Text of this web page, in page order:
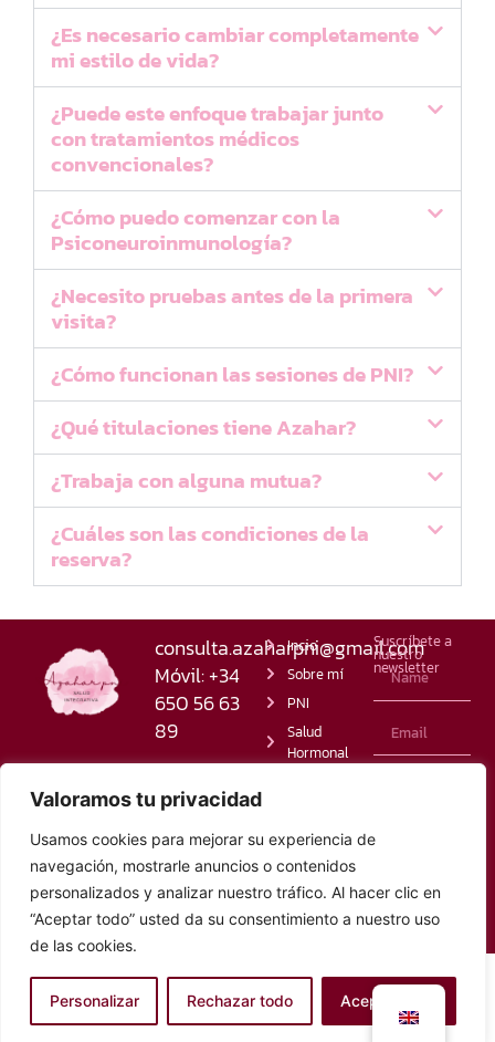
Valoramos tu privacidad
Usamos cookies para mejorar su experiencia de
navegación, mostrarle anuncios o contenidos
personalizados y analizar nuestro tráfico. Al hacer clic en
“Aceptar todo” usted da su consentimiento a nuestro uso
de las cookies.
Personalizar Rechazar todo Aceptar todo
¿Es necesario cambiar completamente
mi estilo de vida?
¿Puede este enfoque trabajar junto
con tratamientos médicos
convencionales?
¿Cómo puedo comenzar con la
Psiconeuroinmunología?
¿Necesito pruebas antes de la primera
visita?
¿Cómo funcionan las sesiones de PNI?
¿Qué titulaciones tiene Azahar?
¿Trabaja con alguna mutua?
¿Cuáles son las condiciones de la
reserva?
consulta.azaharpni@gmail.com
Móvil:+34
650 56 63
89
Política de
Privacidad
Política de
Cookies
Declaración
Accesibilidad
Incio
Sobre mí
PNI
Salud
Hormonal
Blog
FAQs
Suscríbete a
nuestro
newsletter
política de
Enviar
Desarrollo y diseño web: Bubblesign - Boutique
Crerativa |hola@bubblesign.es| www.bubblesign.es